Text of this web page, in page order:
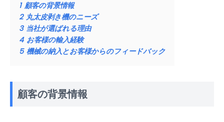
1 顧客の背景情報
2 丸太皮剥き機のニーズ
3 当社が選ばれる理由
4 お客様の輸入経験
5 機械の納入とお客様からのフィードバック
顧客の背景情報